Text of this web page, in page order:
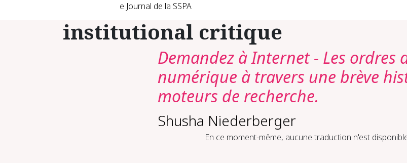
e Journal de la SSPA
institutional critique
Demandez à Internet - Les ordres
numérique à travers une brève
moteurs de recherche.
Shusha Niederberger
En ce moment-même, aucune traduction n'est